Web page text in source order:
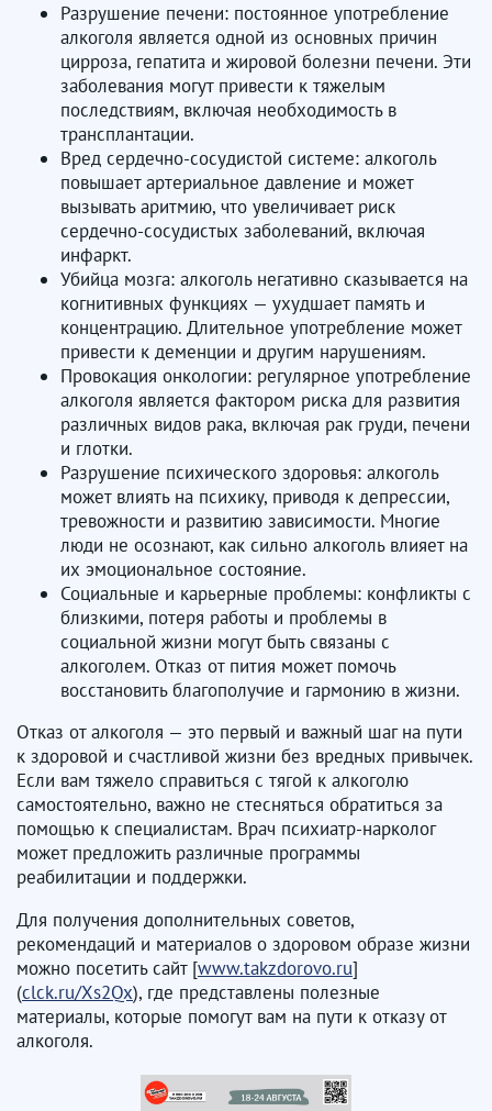
Разрушение печени: постоянное употребление
алкоголя является одной из основных причин
цирроза, гепатита и жировой болезни печени. Эти
заболевания могут привести к тяжелым
последствиям, включая необходимость в
трансплантации.
Вред сердечно-сосудистой системе: алкоголь
повышает артериальное давление и может
вызывать аритмию, что увеличивает риск
сердечно-сосудистых заболеваний, включая
инфаркт.
Убийца мозга: алкоголь негативно сказывается на
когнитивных функциях — ухудшает память и
концентрацию. Длительное употребление может
привести к деменции и другим нарушениям.
Провокация онкологии: регулярное употребление
алкоголя является фактором риска для развития
различных видов рака, включая рак груди, печени
и глотки.
Разрушение психического здоровья: алкоголь
может влиять на психику, приводя к депрессии,
тревожности и развитию зависимости. Многие
люди не осознают, как сильно алкоголь влияет на
их эмоциональное состояние.
Социальные и карьерные проблемы: конфликты с
близкими, потеря работы и проблемы в
социальной жизни могут быть связаны с
алкоголем. Отказ от пития может помочь
восстановить благополучие и гармонию в жизни.
Отказ от алкоголя — это первый и важный шаг на пути
к здоровой и счастливой жизни без вредных привычек.
Если вам тяжело справиться с тягой к алкоголю
самостоятельно, важно не стесняться обратиться за
помощью к специалистам. Врач психиатр-нарколог
может предложить различные программы
реабилитации и поддержки.
Для получения дополнительных советов,
рекомендаций и материалов о здоровом образе жизни
можно посетить сайт [www.takzdorovo.ru]
(clck.ru/Xs2Qx), где представлены полезные
материалы, которые помогут вам на пути к отказу от
алкоголя.